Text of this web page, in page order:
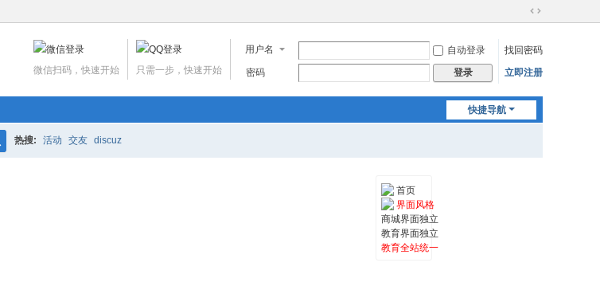
切
到
宽
用户名 自动登录
找回密码
密码
登录 立即注册
只需一步，快速开始
微信扫码，快速开始
快捷导航
热搜: 活动 交友 discuz
首页
界面风格
商城界面独立
教育界面独立
教育全站统一